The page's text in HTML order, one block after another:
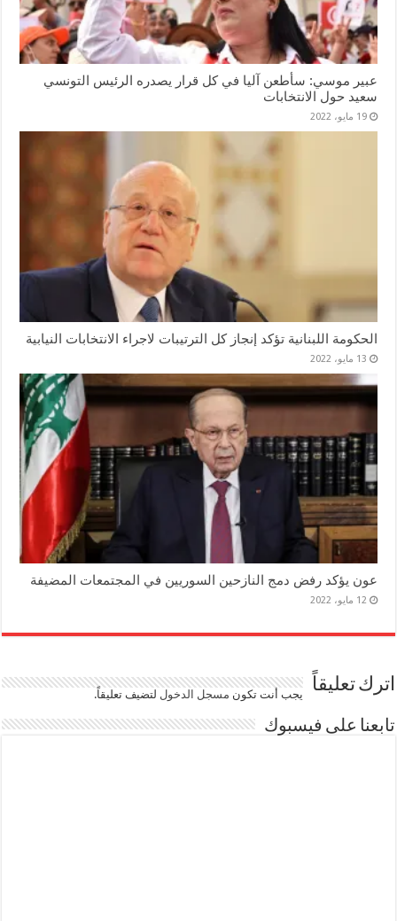
عبير موسي: سأطعن آليا في كل قرار يصدره الرئيس التونسي
سعيد حول الانتخابات
19 مايو، 2022
الحكومة اللبنانية تؤكد إنجاز كل الترتيبات لاجراء الانتخابات النيابية
13 مايو، 2022
عون يؤكد رفض دمج النازحين السوريين في المجتمعات المضيفة
12 مايو، 2022
اترك تعليقاً يجب أنت تكون مسجل الدخوللتضيف تعليقاً.
تابعنا على فيسبوك